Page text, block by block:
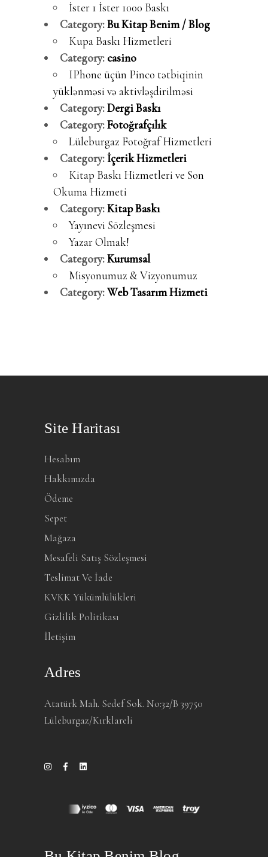
İster 1 İster 1000 Baskı
Category:Bu Kitap Benim / Blog
Kupa Baskı Hizmetleri
Category: casino
IPhone üçün Pinco tətbiqinin
yüklənməsi və aktivləşdirilməsi
Category:Dergi Baskı
Category:Fotoğrafçılık
Lüleburgaz Fotoğraf Hizmetleri
Category:İçerik Hizmetleri
Kitap Baskı Hizmetleri ve Son
Okuma Hizmeti
Category:Kitap Baskı
Yayınevi Sözleşmesi
Yazar Olmak!
Category:Kurumsal
Misyonumuz & Vizyonumuz
Category:Web Tasarım Hizmeti
Site Haritası
Hesabım
Hakkımızda
Ödeme
Sepet
Mağaza
Mesafeli Satış Sözleşmesi
Teslimat Ve İade
KVKK Yükümlülükleri
Gizlilik Politikası
İletişim
Adres
Atatürk Mah. Sedef Sok. No:32/B 39750
Lüleburgaz/Kırklareli